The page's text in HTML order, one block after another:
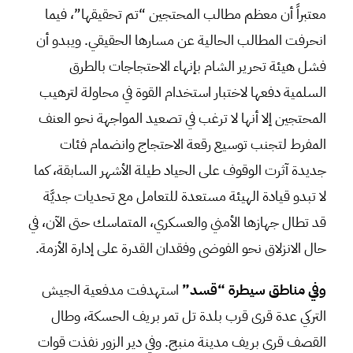
معتبراً أن معظم مطالب المحتجين “تم تحقيقها”، فيما
انحرفت المطالب الحالية عن مسارها الحقيقي. ويبدو أن
فشل هيئة تحرير الشام بإنهاء الاحتجاجات بالطرق
السلمية دفعها لاختبار استخدام القوة في محاولة لترهيب
المحتجين إلا أنها لا ترغب في تصعيد المواجهة نحو العنف
المفرط لتجنب توسيع رقعة الاحتجاج وانضمام فئات
جديدة آثرت الوقوف على الحياد طيلة الأشهر السابقة، كما
لا تبدو قيادة الهيئة مستعدة للتعامل مع تحديات جديَّة
قد تطال جهازها الأمني والعسكري، المتماسك حتى الآن، في
حال الانزلاق نحو الفوضى وفقدان القدرة على إدارة الأزمة.
وفي مناطق سيطرة “قسد” استهدفت مدفعية الجيش
التركي عدة قرى قرب بلدة تل تمر بريف الحسكة، وطال
القصف قرى بريف مدينة منبج. وفي دير الزور نفذت قوات